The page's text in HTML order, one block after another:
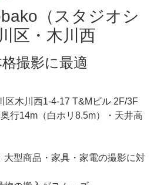
（スタジオシ
区・木川西
撮影に最適
区木川西1-4-17 T&Mビル 2F/3F
奥行14m（白ホリ8.5m）・天井高
大型商品・家具・家電の撮影に対